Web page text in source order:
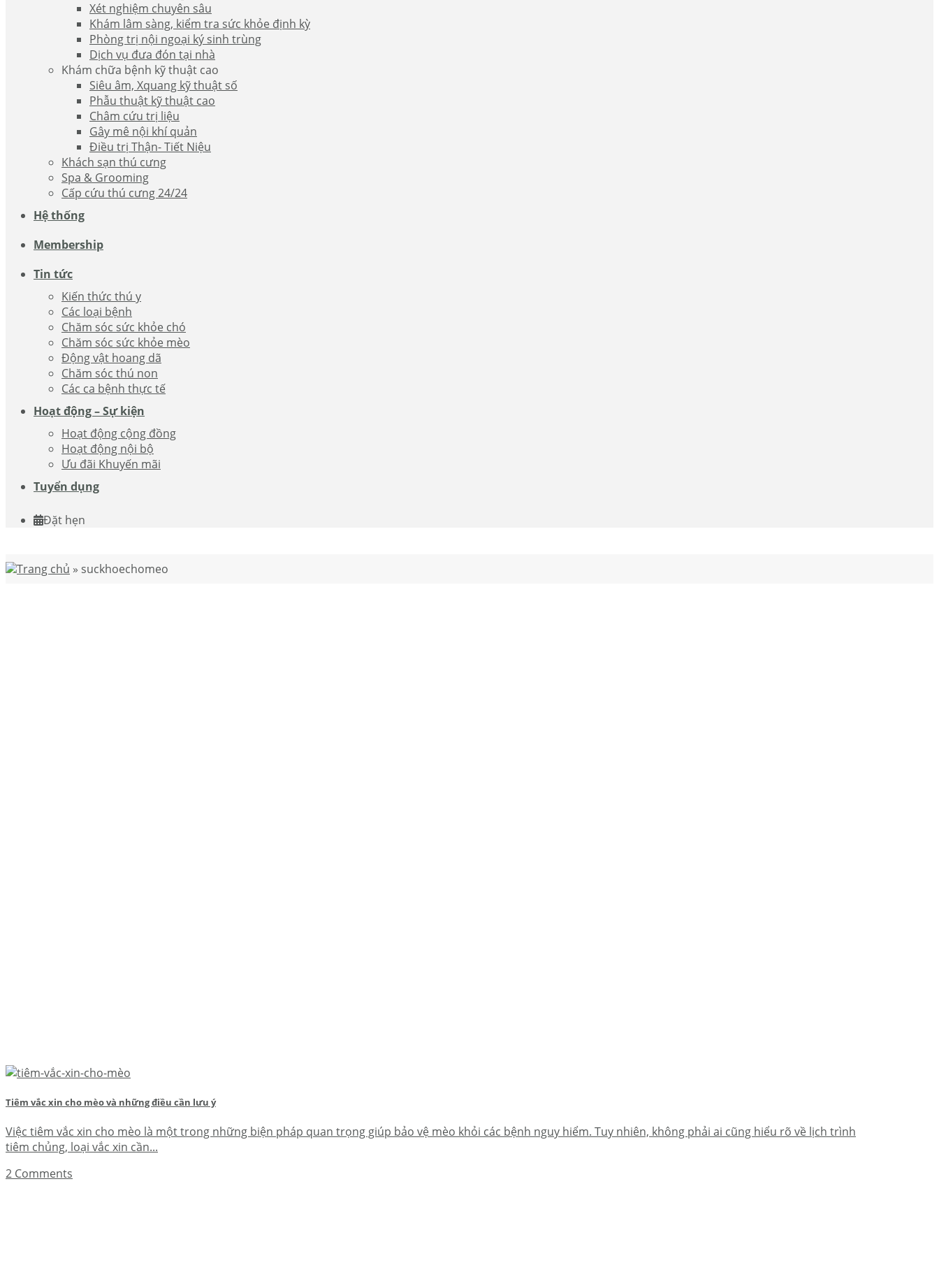
Xét nghiệm chuyên sâu
Khám lâm sàng, kiểm tra sức khỏe định kỳ
Phòng trị nội ngoại ký sinh trùng
Dịch vụ đưa đón tại nhà
Khám chữa bệnh kỹ thuật cao
Siêu âm, Xquang kỹ thuật số
Phẫu thuật kỹ thuật cao
Châm cứu trị liệu
Gây mê nội khí quản
Điều trị Thận- Tiết Niệu
Khách sạn thú cưng
Spa & Grooming
Cấp cứu thú cưng 24/24
Hệ thống
Membership
Tin tức
Kiến thức thú y
Các loại bệnh
Chăm sóc sức khỏe chó
Chăm sóc sức khỏe mèo
Động vật hoang dã
Chăm sóc thú non
Các ca bệnh thực tế
Hoạt động – Sự kiện
Hoạt động cộng đồng
Hoạt động nội bộ
Ưu đãi Khuyến mãi
Tuyển dụng
Đặt hẹn
Trang chủ » suckhoechomeo
Tiêm vắc xin cho mèo và những điều cần lưu ý
Việc tiêm vắc xin cho mèo là một trong những biện pháp quan trọng giúp bảo vệ mèo khỏi các bệnh nguy hiểm. Tuy nhiên, không phải ai cũng hiểu rõ về lịch trình
tiêm chủng, loại vắc xin cần...
2 Comments